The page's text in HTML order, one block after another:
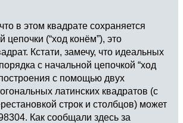
в этом квадрате сохраняется
(“ход конём”), это
Кстати, замечу, что идеальных
с начальной цепочкой “ход
с помощью двух
латинских квадратов (с
строк и столбцов) может
Как сообщали здесь за